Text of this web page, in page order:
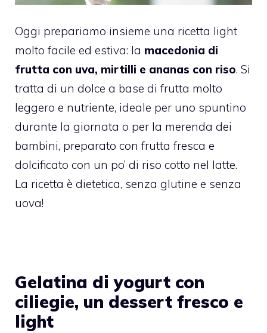
Oggi prepariamo insieme una ricetta light
molto facile ed estiva: la macedonia di
frutta con uva, mirtilli e ananas con riso. Si
tratta di un dolce a base di frutta molto
leggero e nutriente, ideale per uno spuntino
durante la giornata o per la merenda dei
bambini, preparato con frutta fresca e
dolcificato con un po’ di riso cotto nel latte.
La ricetta è dietetica, senza glutine e senza
uova!
Gelatina di yogurt con
ciliegie, un dessert fresco e
light